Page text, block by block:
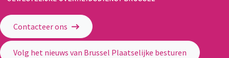
Contacteer ons
Volg het nieuws van Brussel Plaatselijke besturen